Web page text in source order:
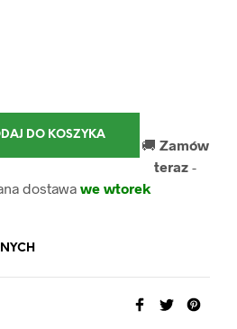
DO KOSZYKA
🚚 Zamów
teraz-
dostawa we wtorek